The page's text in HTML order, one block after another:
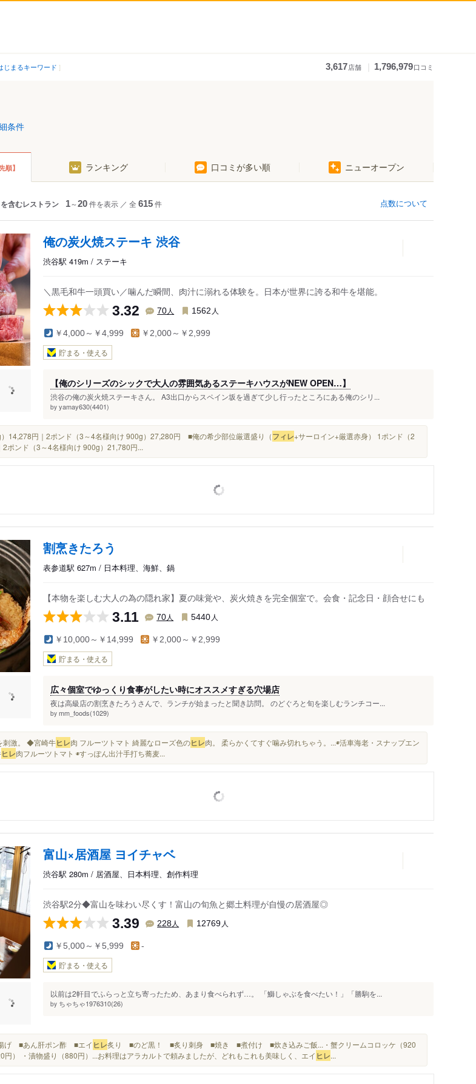
じまるキーワード 3,617店舗 1,796,979口コミ
条件
順】 ランキング 口コミが多い順 ニューオープン
を含むレストラン 1～20件を表示 ／ 全 615件 点数について
俺の炭火焼ステーキ 渋谷
渋谷駅 419m / ステーキ
＼黒毛和牛一頭買い／噛んだ瞬間、肉汁に溺れる体験を。日本が世界に誇る和牛を堪能。
3.32 70人 1562 人
￥4,000～￥4,999 ￥2,000～￥2,999
貯まる・使える
【俺のシリーズのシックで大人の雰囲気あるステーキハウスがNEW OPEN…】
渋谷の俺の炭火焼ステーキさん。 A3出口からスペイン坂を過ぎて少し行ったところにある俺のシリ...
by yamay630(4401)
14,278円｜2ポンド（3～4名様向け 900g）27,280円 ■俺の希少部位厳選盛り（フィレ+サーロイン+厳選赤身） 1ポンド（2
ポンド（3～4名様向け 900g）21,780円...
割烹きたろう
表参道駅 627m / 日本料理、海鮮、鍋
【本物を楽しむ大人の為の隠れ家】夏の味覚や、炭火焼きを完全個室で。会食・記念日・顔合せにも
3.11 70人 5440 人
￥10,000～￥14,999 ￥2,000～￥2,999
貯まる・使える
広々個室でゆっくり食事がしたい時にオススメすぎる穴場店
夜は高級店の割烹きたろうさんで、ランチが始まったと聞き訪問。 のどぐろと旬を楽しむランチコー...
by mm_foods(1029)
刺激。 ◆宮崎牛ヒレ肉 フルーツトマト 綺麗なローズ色のヒレ肉。 柔らかくてすぐ噛み切れちゃう。...◉活車海老・スナップエン
ヒレ肉フルーツトマト ◉すっぽん出汁手打ち蕎麦...
富山×居酒屋 ヨイチャベ
渋谷駅 280m / 居酒屋、日本料理、創作料理
渋谷駅2分◆富山を味わい尽くす！富山の旬魚と郷土料理が自慢の居酒屋◎
3.39 228人 12769 人
￥5,000～￥5,999 -
貯まる・使える
以前は2軒目でふらっと立ち寄ったため、あまり食べられず…。 「鰤しゃぶを食べたい！」「勝駒を...
by ちゃちゃ1976310(26)
げ ■あん肝ポン酢 ■エイ ヒレ炙り ■のど黒！ ■炙り刺身 ■焼き ■煮付け ■炊き込みご飯...・蟹クリームコロッケ（920
円） ・漬物盛り（880円）...お料理はアラカルトで頼みましたが、どれもこれも美味しく、エイ ヒレ...